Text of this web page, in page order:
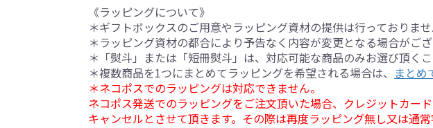
《ラッピングについて》
＊ギフトボックスのご用意やラッピング資材の提供は行っておりませ
＊ラッピング資材の都合により予告なく内容が変更となる場合がござ
＊「熨斗」または「短冊熨斗」は、対応可能な商品のみお選び頂くこ
＊複数商品を1つにまとめてラッピングを希望される場合は、 まとめ
＊ネコポスでのラッピングは対応できません。
ネコポス発送でのラッピングをご注文頂いた場合、クレジットカー
キャンセルとさせて頂きます。その際は再度ラッピング無し又は通